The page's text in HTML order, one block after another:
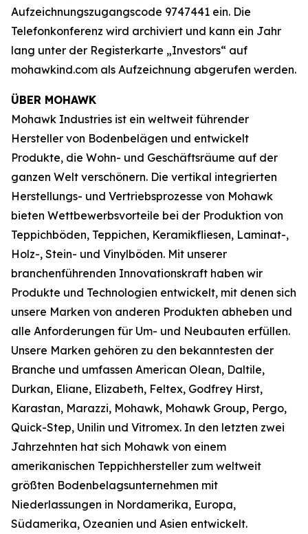
Aufzeichnungszugangscode 9747441 ein. Die
Telefonkonferenz wird archiviert und kann ein Jahr
lang unter der Registerkarte „Investors“ auf
mohawkind.com als Aufzeichnung abgerufen werden.
ÜBER MOHAWK
Mohawk Industries ist ein weltweit führender
Hersteller von Bodenbelägen und entwickelt
Produkte, die Wohn- und Geschäftsräume auf der
ganzen Welt verschönern. Die vertikal integrierten
Herstellungs- und Vertriebsprozesse von Mohawk
bieten Wettbewerbsvorteile bei der Produktion von
Teppichböden, Teppichen, Keramikfliesen, Laminat-,
Holz-, Stein- und Vinylböden. Mit unserer
branchenführenden Innovationskraft haben wir
Produkte und Technologien entwickelt, mit denen sich
unsere Marken von anderen Produkten abheben und
alle Anforderungen für Um- und Neubauten erfüllen.
Unsere Marken gehören zu den bekanntesten der
Branche und umfassen American Olean, Daltile,
Durkan, Eliane, Elizabeth, Feltex, Godfrey Hirst,
Karastan, Marazzi, Mohawk, Mohawk Group, Pergo,
Quick-Step, Unilin und Vitromex. In den letzten zwei
Jahrzehnten hat sich Mohawk von einem
amerikanischen Teppichhersteller zum weltweit
größten Bodenbelagsunternehmen mit
Niederlassungen in Nordamerika, Europa,
Südamerika, Ozeanien und Asien entwickelt.